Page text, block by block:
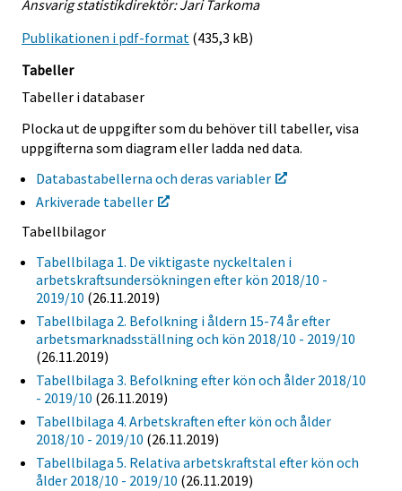
Ansvarig statistikdirektör: Jari Tarkoma
Publikationen i pdf-format (435,3 kB)
Tabeller
Tabeller i databaser
Plocka ut de uppgifter som du behöver till tabeller, visa
uppgifterna som diagram eller ladda ned data.
Databastabellerna och deras variabler
Arkiverade tabeller
Tabellbilagor
Tabellbilaga 1. De viktigaste nyckeltalen i
arbetskraftsundersökningen efter kön 2018/10 -
2019/10 (26.11.2019)
Tabellbilaga 2. Befolkning i åldern 15-74 år efter
arbetsmarknadsställning och kön 2018/10 - 2019/10
(26.11.2019)
Tabellbilaga 3. Befolkning efter kön och ålder 2018/10
- 2019/10 (26.11.2019)
Tabellbilaga 4. Arbetskraften efter kön och ålder
2018/10 - 2019/10 (26.11.2019)
Tabellbilaga 5. Relativa arbetskraftstal efter kön och
ålder 2018/10 - 2019/10 (26.11.2019)